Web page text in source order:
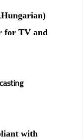
for TV and
with